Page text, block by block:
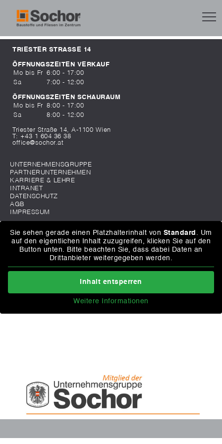
TRIESTER STRASSE 14
ÖFFNUNGSZEITEN VERKAUF
Mo bis Fr
6:00 - 17:00
Sa
7:00 - 12:00
ÖFFNUNGSZEITEN SCHAURAUM
Mo bis Fr
8:00 - 17:00
Sa
8:00 - 12:00
Triester Straße 14, A-1100 Wien
T: +43 1 604 36 38
office@sochor.at
UNTERNEHMENSGRUPPE
PARTNERUNTERNEHMEN
KARRIERE & LEHRE
INTRANET
DATENSCHUTZ
AGB
IMPRESSUM
Sie sehen gerade einen Platzhalterinhalt von Standard . Um
auf den eigentlichen Inhalt zuzugreifen, klicken Sie auf den
Button unten. Bitte beachten Sie, dass dabei Daten an
Drittanbieter weitergegeben werden.
Inhalt entsperren
Weitere Informationen